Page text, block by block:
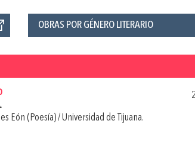
OBRAS POR GÉNERO LITERARIO
Eón (Poesía) / Universidad de Tijuana.